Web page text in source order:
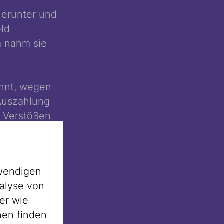
und
nahm sie
wegen
des
(Tichel
als
wurden
von
wie
finden